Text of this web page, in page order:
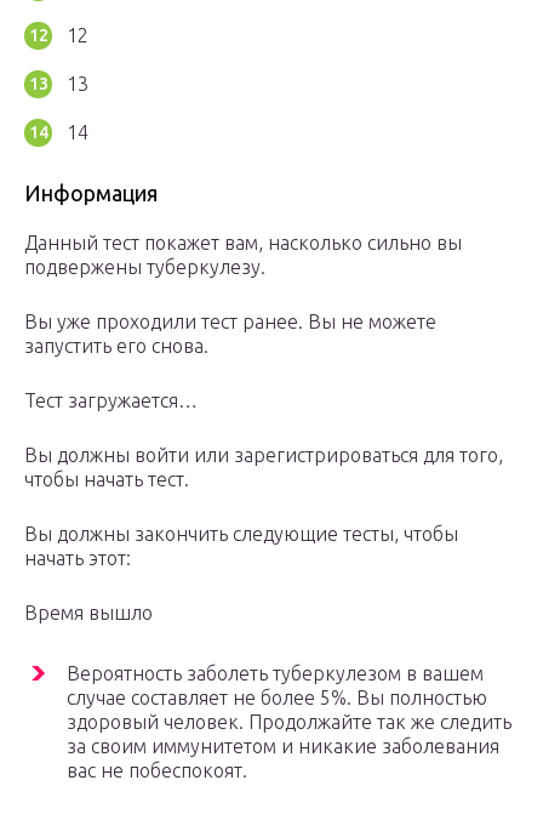
12
13
14
Информация
Данный тест покажет вам, насколько сильно вы
подвержены туберкулезу.
Вы уже проходили тест ранее. Вы не можете
запустить его снова.
Тест загружается…
Вы должны войти или зарегистрироваться для того,
чтобы начать тест.
Вы должны закончить следующие тесты, чтобы
начать этот:
Время вышло
Вероятность заболеть туберкулезом в вашем
случае составляет не более 5%. Вы полностью
здоровый человек. Продолжайте так же следить
за своим иммунитетом и никакие заболевания
вас не побеспокоят.